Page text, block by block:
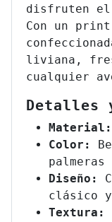
disfruten el
Con un
liviana,
cualquier
Detalles
Material:
Color:
Diseño:
clásico
Textura: